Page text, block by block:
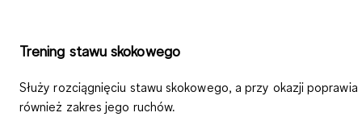
Trening stawu skokowego
Służy rozciągnięciu stawu skokowego, a przy okazji poprawia
również zakres jego ruchów.